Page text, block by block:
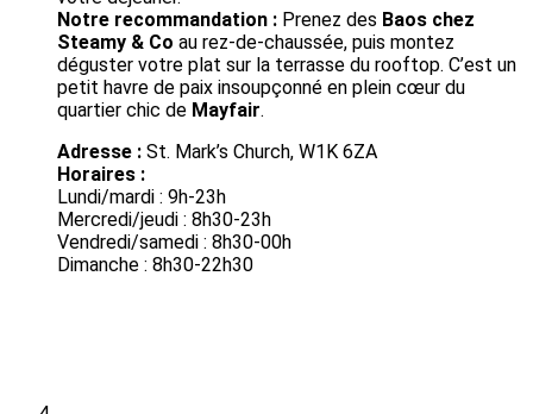
Notre recommandation : Prenez des Baos chez
Steamy & Co au rez-de-chaussée, puis montez
déguster votre plat sur la terrasse du rooftop. C’est un
petit havre de paix insoupçonné en plein cœur du
quartier chic de Mayfair.
Adresse : St. Mark’s Church, W1K 6ZA
Horaires :
Lundi/mardi : 9h-23h
Mercredi/jeudi : 8h30-23h
Vendredi/samedi : 8h30-00h
Dimanche : 8h30-22h30